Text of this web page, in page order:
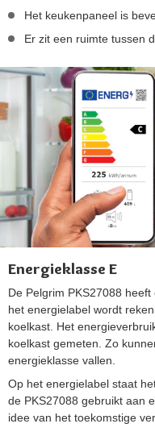
Het keukenpaneel is
Er zit een ruimte tussen
Energieklasse E
De Pelgrim PKS27088
het energielabel wordt
koelkast. Het
koelkast gemeten. Zo
energieklasse vallen.
Op het energielabel staat
de PKS27088 gebruikt aan
idee van het toekomstige